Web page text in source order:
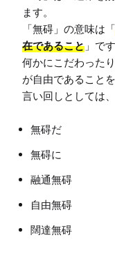
ます。
「無碍」の意味は「
在であること 」です
何かにこだわった
が自由であることを
無碍だ
無碍に
融通無碍
自由無碍
闊達無碍